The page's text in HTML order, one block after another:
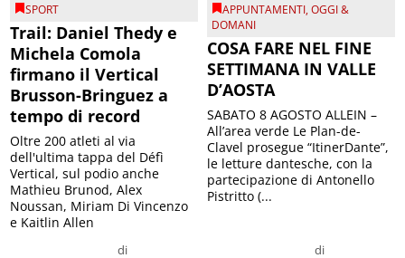
SPORT
Trail: Daniel Thedy e
Michela Comola
firmano il Vertical
Brusson-Bringuez a
tempo di record
di
Oltre 200 atleti al via
dell'ultima tappa del Défì
Vertical, sul podio anche
Mathieu Brunod, Alex
Noussan, Miriam Di Vincenzo
e Kaitlin Allen
APPUNTAMENTI,OGGI &
DOMANI
COSA FARE NEL FINE
SETTIMANA IN VALLE
D’AOSTA
di
SABATO 8 AGOSTO ALLEIN –
All’area verde Le Plan-de-
Clavel prosegue “ItinerDante”,
le letture dantesche, con la
partecipazione di Antonello
Pistritto (...